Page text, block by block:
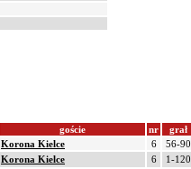
goście nr grał
Korona Kielce 6
56-90
Korona Kielce 6 1-120